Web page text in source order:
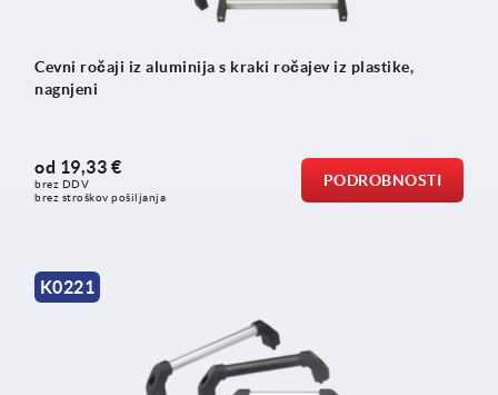
Cevni ročaji iz aluminija s kraki ročajev iz plastike,
nagnjeni
od 19,33 €
brez DDV
brez stroškov pošiljanja
PODROBNOSTI
K0221